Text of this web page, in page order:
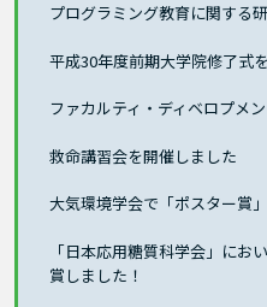
プログラミング教育に関する
平成30年度前期大学院修了式
ファカルティ・ディベロプメ
救命講習会を開催しました
大気環境学会で「ポスター賞
「日本応用糖質科学会」にお
賞しました！